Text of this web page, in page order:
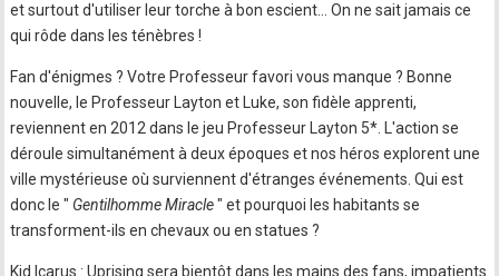
et surtout d'utiliser leur torche à bon escient... On ne sait jamais ce
qui rôde dans les ténèbres !
Fan d'énigmes ? Votre Professeur favori vous manque ? Bonne
nouvelle, le Professeur Layton et Luke, son fidèle apprenti,
reviennent en 2012 dans le jeu Professeur Layton 5*. L'action se
déroule simultanément à deux époques et nos héros explorent une
ville mystérieuse où surviennent d'étranges événements. Qui est
donc le " Gentilhomme Miracle" et pourquoi les habitants se
transforment-ils en chevaux ou en statues ?
Kid Icarus : Uprising sera bientôt dans les mains des fans, impatients